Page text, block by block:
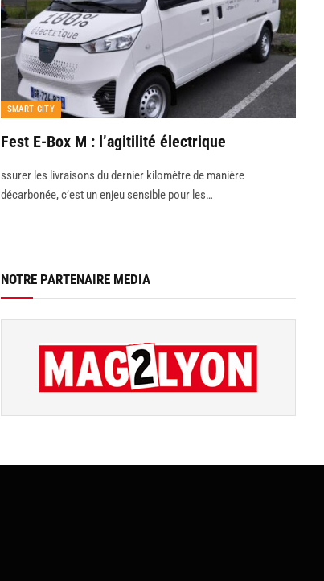
SMART CITY
Fest E-Box M : l’agitilité électrique
ssurer les livraisons du dernier kilomètre de manière
décarbonée, c’est un enjeu sensible pour les…
NOTRE PARTENAIRE MEDIA